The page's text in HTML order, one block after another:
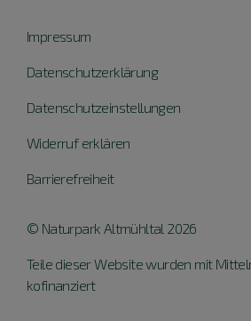
Impressum
Datenschutzerklärung
Datenschutzeinstellungen
Widerruf erklären
Barrierefreiheit
© Naturpark Altmühltal 2026
Teile dieser Website wurden mit
kofinanziert